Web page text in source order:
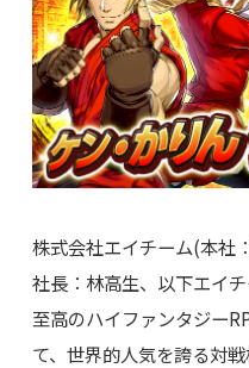
株式会社エイチーム(本社
社長：林高生、以下エイ
至高のハイファンタジー
て、世界的人気を誇る対